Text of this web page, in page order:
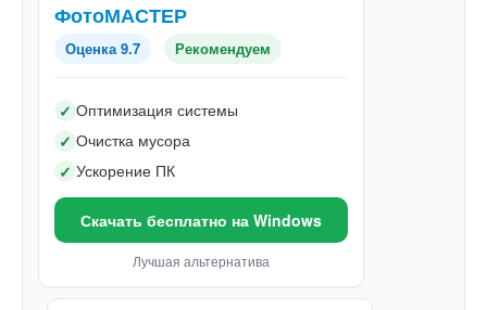
ФотоМАСТЕР
Оценка 9.7 Рекомендуем
✓ Оптимизация системы
✓ Очистка мусора
✓ Ускорение ПК
Скачать бесплатно на Windows
Лучшая альтернатива